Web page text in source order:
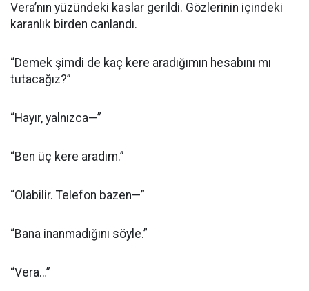
Vera’nın yüzündeki kaslar gerildi. Gözlerinin içindeki
karanlık birden canlandı.
“Demek şimdi de kaç kere aradığımın hesabını mı
tutacağız?”
“Hayır, yalnızca—”
“Ben üç kere aradım.”
“Olabilir. Telefon bazen—”
“Bana inanmadığını söyle.”
“Vera…”